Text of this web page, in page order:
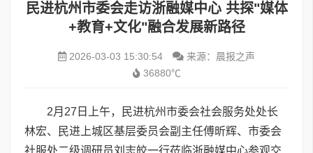
民进杭州市委会走访浙融媒中心 共探"媒体
+教育+文化"融合发展新路径
2026-03-03 15:30:54
来源：晨报之声
36880℃
2月27日上午，民进杭州市委会社会服务处处长
林宏、民进上城区基层委员会副主任傅昕辉、市委会
社服处二级调研员刘志皎一行莅临浙融媒中心参观交